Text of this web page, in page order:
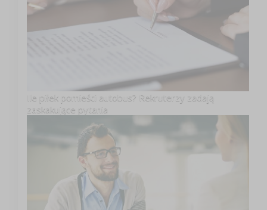
Ile piłek pomieści autobus? Rekruterzy zadają
zaskakujące pytania